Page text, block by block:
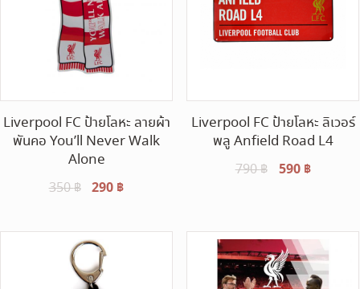
Liverpool FC ป้ายโลหะ ลายผ้า
พันคอ You’ll Never Walk
Alone
350฿ Original
was:
350 ฿.
290 ฿Current
is:
Liverpool FC ป้ายโลหะ ลิเวอร์
พลู Anfield Road L4
790฿
Original
790 ฿.
590 ฿Current
590 ฿.